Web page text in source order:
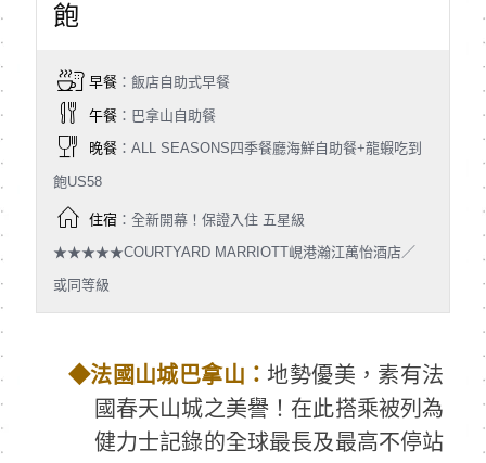
飽
早餐：飯店自助式早餐
午餐：巴拿山自助餐
晚餐：ALL SEASONS四季餐廳海鮮自助餐+龍蝦吃到
飽US58
住宿：全新開幕！保證入住 五星級
★★★★★COURTYARD MARRIOTT峴港瀚江萬怡酒店／
或同等級
◆法國山城巴拿山：地勢優美，素有法
國春天山城之美譽！在此搭乘被列為
健力士記錄的全球最長及最高不停站